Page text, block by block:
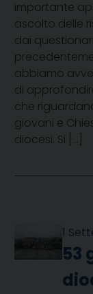
importante
ascolto delle
dai questionari
abbiamo
di
che
giovani e
diocesi. Si […]
1
53